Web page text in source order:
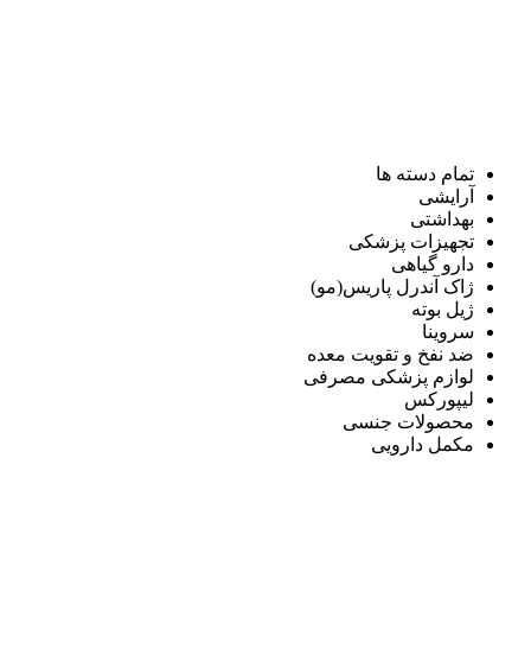
تمام دسته ها
آرایشی
بهداشتی
تجهیزات پزشکی
دارو گیاهی
ژاک آندرل پاریس(مو)
ژیل بوته
سروینا
ضد نفخ و تقویت معده
لوازم پزشکی مصرفی
لیپورکس
محصولات جنسی
مکمل دارویی